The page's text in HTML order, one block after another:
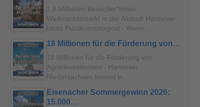
1,8 Millionen Besucher*innen:
Weihnachtsmarkt in der Altstadt Hannover
bleibt Publikumsmagnet - Wenn…
18 Millionen für die Förderung von…
18 Millionen für die Förderung von
Agrarinvestitionen - Hannover.
Niedersachsen kommt in…
Eisenacher Sommergewinn 2026:
15.000…